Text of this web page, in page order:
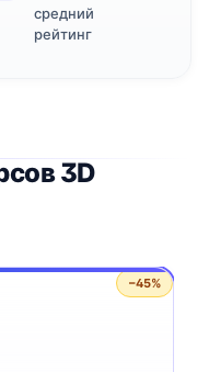
средний
рейтинг
3D
−45%